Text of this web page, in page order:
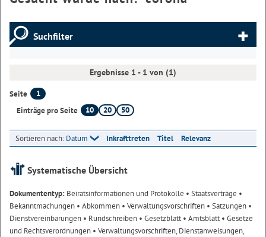
Suchfilter
Ergebnisse 1 - 1 von (1)
Seite
1
Einträge pro Seite
10 20 50
Sortieren nach: Datum Inkrafttreten Titel Relevanz
Systematische Übersicht
Dokumententyp: Beiratsinformationen und Protokolle • Staatsverträge •
Bekanntmachungen • Abkommen • Verwaltungsvorschriften • Satzungen •
Dienstvereinbarungen • Rundschreiben • Gesetzblatt• Amtsblatt• Gesetze
und Rechtsverordnungen • Verwaltungsvorschriften, Dienstanweisungen,